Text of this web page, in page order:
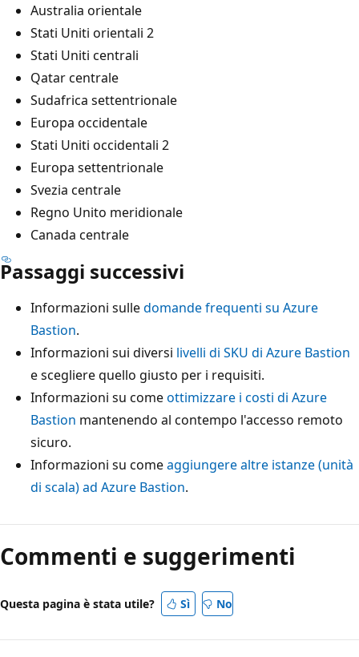
Australia orientale
Stati Uniti orientali 2
Stati Uniti centrali
Qatar centrale
Sudafrica settentrionale
Europa occidentale
Stati Uniti occidentali 2
Europa settentrionale
Svezia centrale
Regno Unito meridionale
Canada centrale
Passaggi successivi
Informazioni sulledomande frequenti su Azure
Bastion.
Informazioni sui diversi livelli di SKU di Azure Bastion
e scegliere quello giusto per i requisiti.
Informazioni su comeottimizzare i costi di Azure
Bastion mantenendo al contempo l'accesso remoto
sicuro.
Informazioni su comeaggiungere altre istanze (unità
di scala) ad Azure Bastion.
Commenti e suggerimenti
Questa pagina è stata utile? Sì No